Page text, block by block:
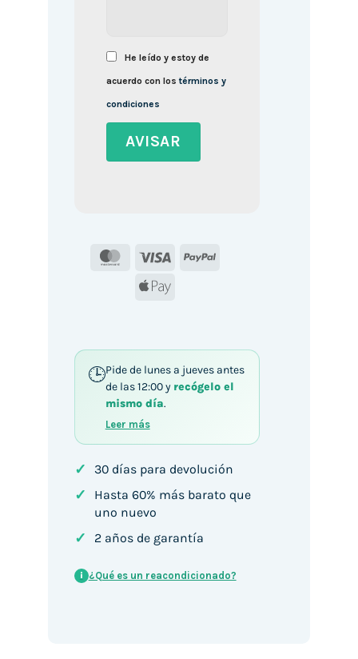
He leído y estoy de
acuerdo con lostérminos y
condiciones
MasterCard
Visa
PayPal
Apple
Pide de lunes a jueves antes
de las 12:00 y recógelo el
mismo día.
Leer más
✓ 30 días para devolución
✓
Hasta 60% más barato que
uno nuevo
✓ 2 años de garantía
i ¿Qué es un reacondicionado?